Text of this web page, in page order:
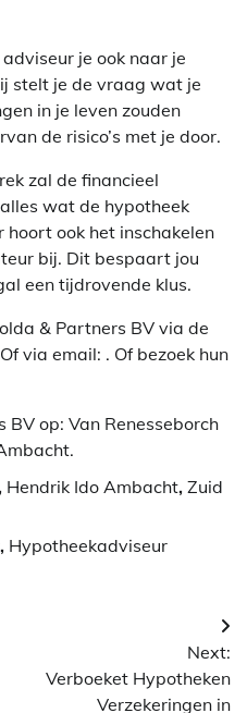
je ook naar je
stelt je de vraag wat je
in je leven zouden
de risico’s met je door.
zal de financieel
wat de hypotheek
ook het inschakelen
bij. Dit bespaart jou
een tijdrovende klus.
& Partners BV via de
via email: . Of bezoek hun
BV op: Van Renesseborch
Hendrik Ido Ambacht, Zuid
, Hypotheekadviseur
Next:
Verboeket Hypotheken
Verzekeringen in